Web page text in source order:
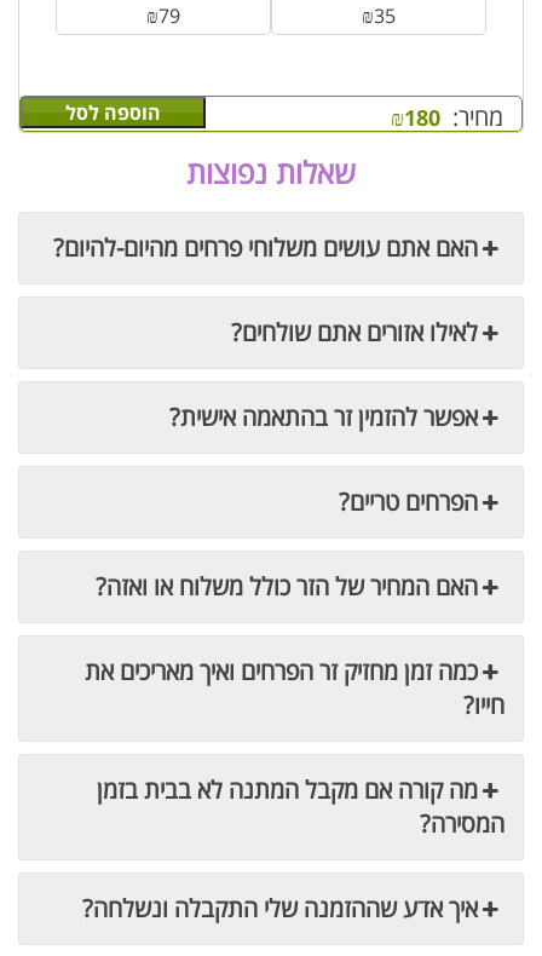
מחיר: ₪180 הוספה לסל
₪79
₪35
שאלות נפוצות
האם אתם עושים משלוחי פרחים מהיום-להיום?
לאילו אזורים אתם שולחים?
אפשר להזמין זר בהתאמה אישית?
הפרחים טריים?
האם המחיר של הזר כולל משלוח או ואזה?
כמה זמן מחזיק זר הפרחים ואיך מאריכים את
חייו?
מה קורה אם מקבל המתנה לא בבית בזמן
המסירה?
איך אדע שההזמנה שלי התקבלה ונשלחה?